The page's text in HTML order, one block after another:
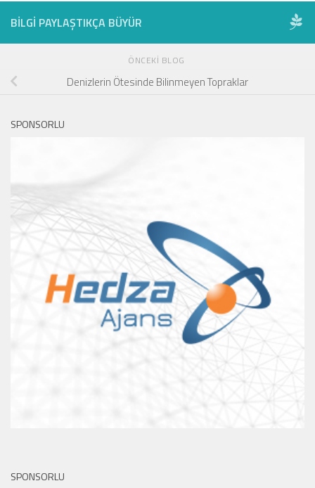
BILGI PAYLAŞTIKÇA BÜYÜR
ÖNCEKI BLOG
Denizlerin Ötesinde Bilinmeyen Topraklar
SPONSORLU
SPONSORLU